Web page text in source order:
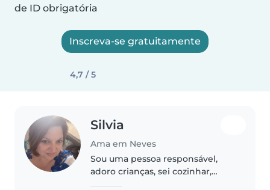
de ID obrigatória
Inscreva-se gratuitamente
4,7 / 5
Silvia
Ama em Neves
Sou uma pessoa responsável,
adoro crianças, sei cozinhar,